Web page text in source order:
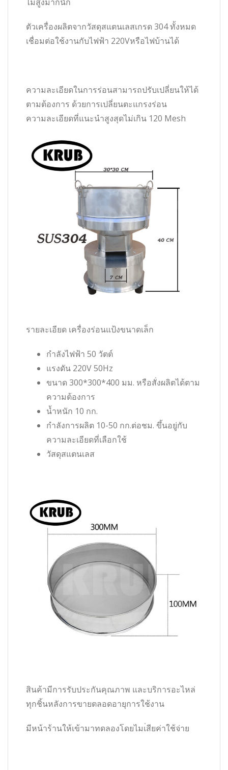
ตัวเครื่องผลิตจากวัสดุสแตนเลสเกรด 304 ทั้งหมด
เชื่อมต่อใช้งานกับไฟฟ้า 220Vหรือไฟบ้านได้
ความละเอียดในการร่อนสามารถปรับเปลี่ยนให้ได้
ตามต้องการ ด้วยการเปลี่ยนตะแกรงร่อน
ความละเอียดที่แนะนำสูงสุดไม่เกิน 120 Mesh
รายละเอียด เครื่องร่อนแป้งขนาดเล็ก
กำลังไฟฟ้า 50 วัตต์
แรงดัน 220V 50Hz
ขนาด 300*300*400 มม. หรือสั่งผลิตได้ตาม
ความต้องการ
น้ำหนัก 10 กก.
กำลังการผลิต 10-50 กก.ต่อชม. ขึ้นอยู่กับ
ความละเอียดที่เลือกใช้
วัสดุสแตนเลส
สินค้ามีการรับประกันคุณภาพ และบริการอะไหล่
ทุกชิ้นหลังการขายตลอดอายุการใช้งาน
มีหน้าร้านให้เข้ามาทดลองโดยไมเ่สียค่าใช้จ่าย